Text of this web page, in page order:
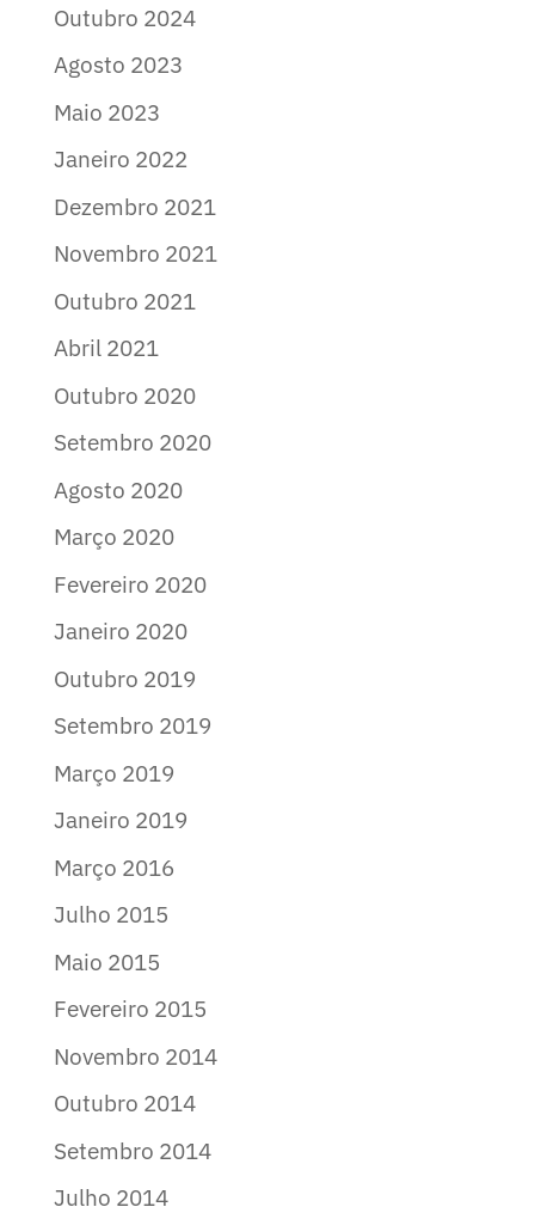
Outubro 2024
Agosto 2023
Maio 2023
Janeiro 2022
Dezembro 2021
Novembro 2021
Outubro 2021
Abril 2021
Outubro 2020
Setembro 2020
Agosto 2020
Março 2020
Fevereiro 2020
Janeiro 2020
Outubro 2019
Setembro 2019
Março 2019
Janeiro 2019
Março 2016
Julho 2015
Maio 2015
Fevereiro 2015
Novembro 2014
Outubro 2014
Setembro 2014
Julho 2014